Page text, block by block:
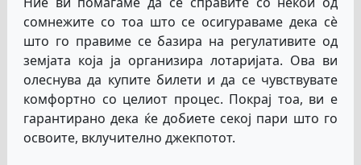
сомнежите со тоа што се осигураваме дека сè
што го правиме се базира на регулативите од
земјата која ја организира лотаријата. Ова ви
олеснува да купите билети и да се чувствувате
комфортно со целиот процес. Покрај тоа, ви е
гарантирано дека ќе добиете секој пари што го
освоите, вклучително джекпотот.